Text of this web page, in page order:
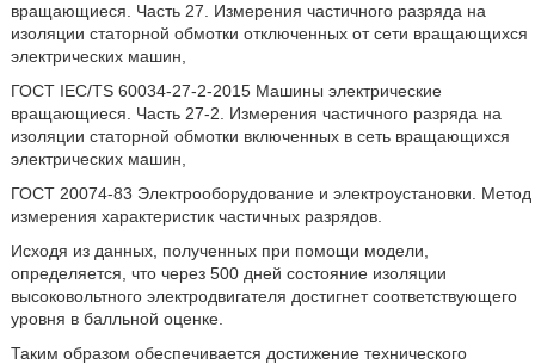
вращающиеся. Часть 27. Измерения частичного разряда на
изоляции статорной обмотки отключенных от сети вращающихся
электрических машин,
ГОСТ IEC/TS 60034-27-2-2015 Машины электрические
вращающиеся. Часть 27-2. Измерения частичного разряда на
изоляции статорной обмотки включенных в сеть вращающихся
электрических машин,
ГОСТ 20074-83 Электрооборудование и электроустановки. Метод
измерения характеристик частичных разрядов.
Исходя из данных, полученных при помощи модели,
определяется, что через 500 дней состояние изоляции
высоковольтного электродвигателя достигнет соответствующего
уровня в балльной оценке.
Таким образом обеспечивается достижение технического